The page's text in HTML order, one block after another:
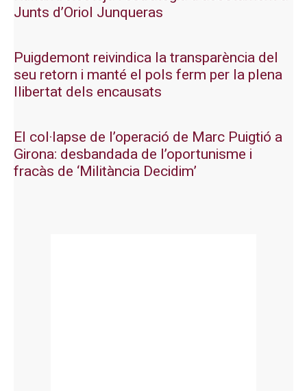
Junts d’Oriol Junqueras
Puigdemont reivindica la transparència del
seu retorn i manté el pols ferm per la plena
llibertat dels encausats
El col·lapse de l’operació de Marc Puigtió a
Girona: desbandada de l’oportunisme i
fracàs de ‘Militància Decidim’